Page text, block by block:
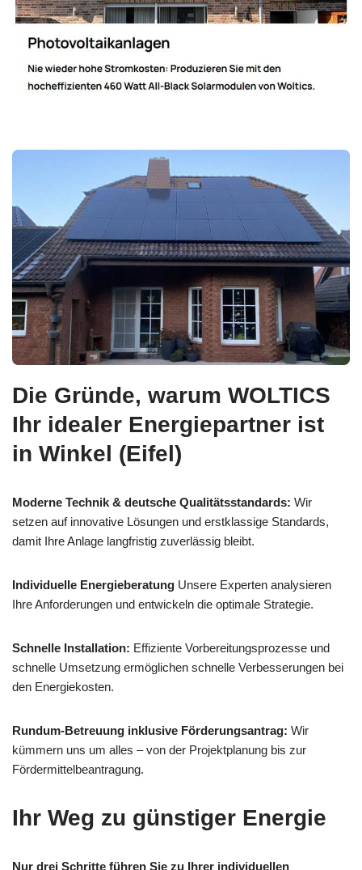
Die Gründe, warum WOLTICS
Ihr idealer Energiepartner ist
in Winkel (Eifel)
Moderne Technik & deutsche Qualitätsstandards: Wir
setzen auf innovative Lösungen und erstklassige Standards,
damit Ihre Anlage langfristig zuverlässig bleibt.
Individuelle Energieberatung Unsere Experten analysieren
Ihre Anforderungen und entwickeln die optimale Strategie.
Schnelle Installation: Effiziente Vorbereitungsprozesse und
schnelle Umsetzung ermöglichen schnelle Verbesserungen bei
den Energiekosten.
Rundum-Betreuung inklusive Förderungsantrag: Wir
kümmern uns um alles – von der Projektplanung bis zur
Fördermittelbeantragung.
Ihr Weg zu günstiger Energie
Nur drei Schritte führen Sie zu Ihrer individuellen